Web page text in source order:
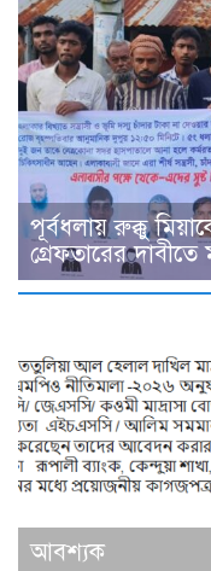
পূর্বধলায় রুক্কু
গ্রেফতারের
আবশ্যক